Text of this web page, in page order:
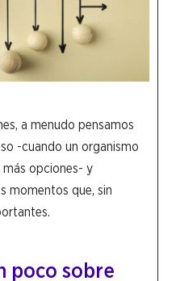
a menudo pensamos
-cuando un organismo
opciones- y
momentos que, sin
poco sobre